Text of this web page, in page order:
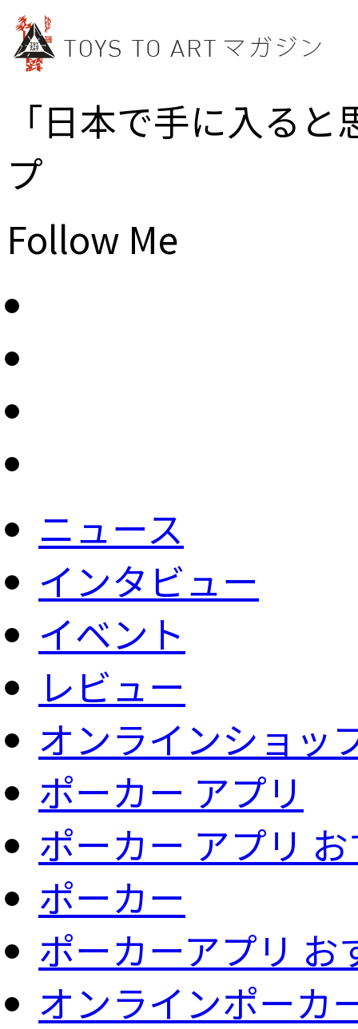
「日本で手に入る
プ
Follow Me
ニュース
インタビュー
イベント
レビュー
オンラインショッ
ポーカー アプリ
ポーカー アプリ
ポーカー
ポーカーアプリ お
オンラインポーカ